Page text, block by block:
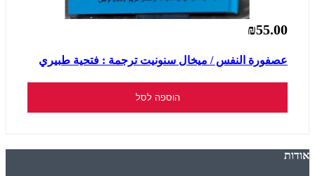
₪55.00
عصفورة النفس / ميخال سنونيت ترجمة : فتحية طبيري
הוספה לסל
אודות